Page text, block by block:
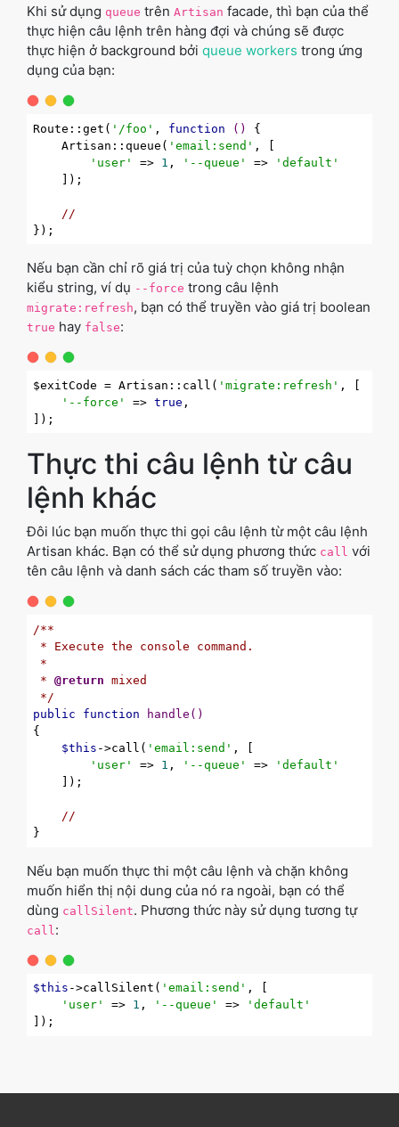
Khi sử dụng queue trên Artisan facade, thì bạn của thể
thực hiện câu lệnh trên hàng đợi và chúng sẽ được
thực hiện ở background bởi queue workers trong ứng
dụng của bạn:
Route::get( '/foo' , function ()
{
    Artisan::queue(
'email:send' , [
'user'
=> 1 , '--queue' =>
'default'
    ]);
//
Nếu bạn cần chỉ rõ giá trị của tuỳ chọn không nhận
kiểu string, ví dụ --force trong câu lệnh
migrate:refresh, bạn có thể truyền vào giá trị boolean
true hay false:
$exitCode = Artisan::call( 'migrate:refresh' , [
'--force'
=> true ,
Thực thi câu lệnh từ câu
lệnh khác
Đôi lúc bạn muốn thực thi gọi câu lệnh từ một câu lệnh
Artisan khác. Bạn có thể sử dụng phương thức call với
tên câu lệnh và danh sách các tham số truyền vào:
/**
* Execute the console command.
*
* @return mixed
*/
public
function handle ()
{
$this ->call( 'email:send' , [
'user'
=> 1 , '--queue' =>
'default'
    ]);
//
Nếu bạn muốn thực thi một câu lệnh và chặn không
muốn hiển thị nội dung của nó ra ngoài, bạn có thể
dùng callSilent. Phương thức này sử dụng tương tự
call :
$this ->callSilent( 'email:send' , [
'user'
=> 1 , '--queue' =>
'default'